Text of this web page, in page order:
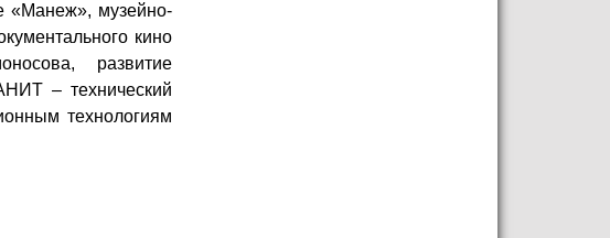
«Манеж», музейно-
кино
развитие
– технический
технологиям